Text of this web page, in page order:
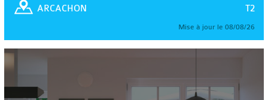
T2
ARCACHON
Mise à jour le 08/08/26